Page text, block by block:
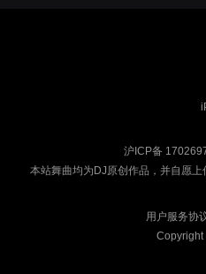
沪ICP备
本站舞曲均为DJ原创作品，并自愿
用户服务协
Copyright